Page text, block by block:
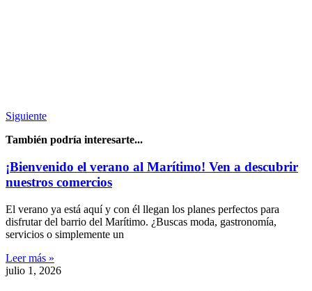
Siguiente
También podría interesarte...
¡Bienvenido el verano al Marítimo! Ven a descubrir
nuestros comercios
El verano ya está aquí y con él llegan los planes perfectos para
disfrutar del barrio del Marítimo. ¿Buscas moda, gastronomía,
servicios o simplemente un
Leer más »
julio 1, 2026